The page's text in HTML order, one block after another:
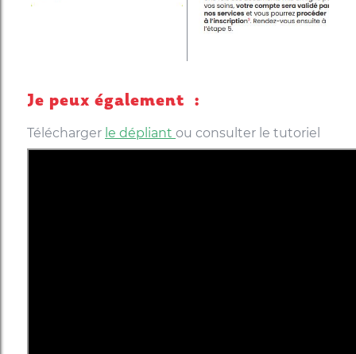
Je peux également :
Télécharger le dépliant ou consulter le tutoriel